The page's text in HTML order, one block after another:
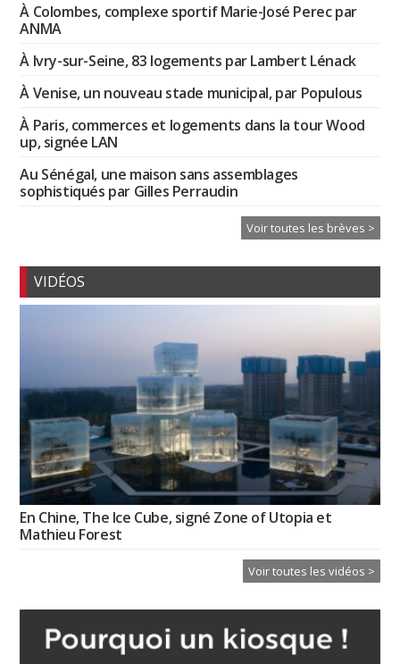
À Colombes, complexe sportif Marie-José Perec par
ANMA
À Ivry-sur-Seine, 83 logements par Lambert Lénack
À Venise, un nouveau stade municipal, par Populous
À Paris, commerces et logements dans la tour Wood
up, signée LAN
Au Sénégal, une maison sans assemblages
sophistiqués par Gilles Perraudin
Voir toutes les brèves >
VIDÉOS
En Chine, The Ice Cube, signé Zone of Utopia et
Mathieu Forest
Voir toutes les vidéos >